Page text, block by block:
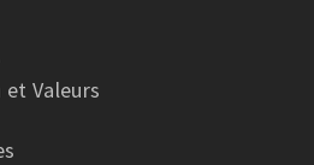
et Valeurs